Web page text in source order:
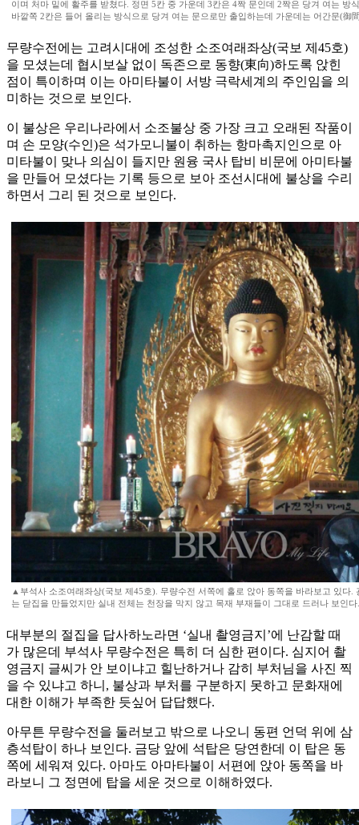
이며 처마 밑에 활주를 받쳤다. 정면 5칸 중 가운데 3칸은 4짝 문인데 2짝은 당겨 여는 방
바깥쪽 2칸은 들어 올리는 방식으로 당겨 여는 문으로만 출입하는데 가운데는 어간문(御
무량수전에는 고려시대에 조성한 소조여래좌상(국보 제45호)
을 모셨는데 협시보살 없이 독존으로 동향(東向)하도록 앉힌
점이 특이하며 이는 아미타불이 서방 극락세계의 주인임을 의
미하는 것으로 보인다.
이 불상은 우리나라에서 소조불상 중 가장 크고 오래된 작품이
며 손 모양(수인)은 석가모니불이 취하는 항마촉지인으로 아
미타불이 맞나 의심이 들지만 원융 국사 탑비 비문에 아미타불
을 만들어 모셨다는 기록 등으로 보아 조선시대에 불상을 수리
하면서 그리 된 것으로 보인다.
▲부석사 소조여래좌상(국보 제45호). 무량수전 서쪽에 홀로 앉아 동쪽을 바라보고 있다.
는 닫집을 만들었지만 실내 전체는 천장을 막지 않고 목재 부재들이 그대로 드러나 보인
대부분의 절집을 답사하노라면 ‘실내 촬영금지’에 난감할 때
가 많은데 부석사 무량수전은 특히 더 심한 편이다. 심지어 촬
영금지 글씨가 안 보이냐고 힐난하거나 감히 부처님을 사진 찍
을 수 있냐고 하니, 불상과 부처를 구분하지 못하고 문화재에
대한 이해가 부족한 듯싶어 답답했다.
아무튼 무량수전을 둘러보고 밖으로 나오니 동편 언덕 위에 삼
층석탑이 하나 보인다. 금당 앞에 석탑은 당연한데 이 탑은 동
쪽에 세워져 있다. 아마도 아마타불이 서편에 앉아 동쪽을 바
라보니 그 정면에 탑을 세운 것으로 이해하였다.